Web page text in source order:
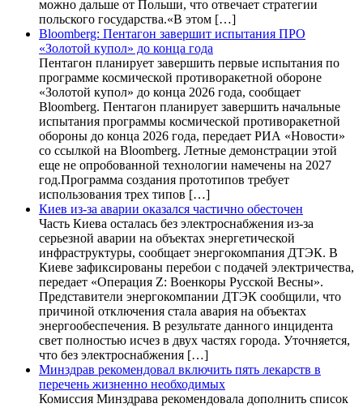
можно дальше от Польши, что отвечает стратегии
польского государства.«В этом […]
Bloomberg: Пентагон завершит испытания ПРО
«Золотой купол» до конца года
Пентагон планирует завершить первые испытания по
программе космической противоракетной обороне
«Золотой купол» до конца 2026 года, сообщает
Bloomberg. Пентагон планирует завершить начальные
испытания программы космической противоракетной
обороны до конца 2026 года, передает РИА «Новости»
со ссылкой на Bloomberg. Летные демонстрации этой
еще не опробованной технологии намечены на 2027
год.Программа создания прототипов требует
использования трех типов […]
Киев из-за аварии оказался частично обесточен
Часть Киева осталась без электроснабжения из-за
серьезной аварии на объектах энергетической
инфраструктуры, сообщает энергокомпания ДТЭК. В
Киеве зафиксированы перебои с подачей электричества,
передает «Операция Z: Военкоры Русской Весны».
Представители энергокомпании ДТЭК сообщили, что
причиной отключения стала авария на объектах
энергообеспечения. В результате данного инцидента
свет полностью исчез в двух частях города. Уточняется,
что без электроснабжения […]
Минздрав рекомендовал включить пять лекарств в
перечень жизненно необходимых
Комиссия Минздрава рекомендовала дополнить список